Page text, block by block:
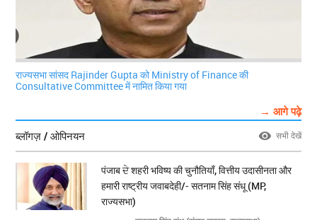
राज्यसभा सांसद Rajinder Gupta को Ministry of Finance की
Consultative Committee में नामित किया गया
→ आगे पढ़े
ब्लॉगज़ / ओपिनयन
सभी देखें
पंजाब ਦੇ शहरी भविष्य की चुनौतियाँ, वित्तीय उदासीनता और
हमारी राष्ट्रीय जवाबदेही/- सतनाम सिंह संधू (MP,
राज्यसभा)